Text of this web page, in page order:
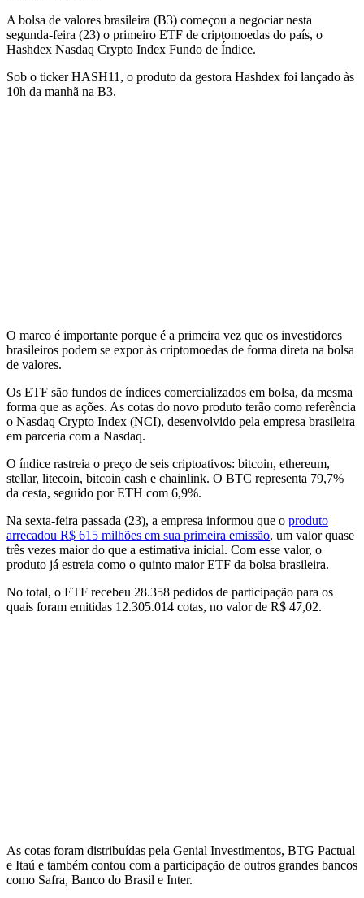
A bolsa de valores brasileira (B3) começou a negociar nesta
segunda-feira (23) o primeiro ETF de criptomoedas do país, o
Hashdex Nasdaq Crypto Index Fundo de Índice.
Sob o ticker HASH11, o produto da gestora Hashdex foi lançado às
10h da manhã na B3.
O marco é importante porque é a primeira vez que os investidores
brasileiros podem se expor às criptomoedas de forma direta na bolsa
de valores.
Os ETF são fundos de índices comercializados em bolsa, da mesma
forma que as ações. As cotas do novo produto terão como referência
o Nasdaq Crypto Index (NCI), desenvolvido pela empresa brasileira
em parceria com a Nasdaq.
O índice rastreia o preço de seis criptoativos: bitcoin, ethereum,
stellar, litecoin, bitcoin cash e chainlink. O BTC representa 79,7%
da cesta, seguido por ETH com 6,9%.
Na sexta-feira passada (23), a empresa informou que o produto
arrecadou R$ 615 milhões em sua primeira emissão, um valor quase
três vezes maior do que a estimativa inicial. Com esse valor, o
produto já estreia como o quinto maior ETF da bolsa brasileira.
No total, o ETF recebeu 28.358 pedidos de participação para os
quais foram emitidas 12.305.014 cotas, no valor de R$ 47,02.
As cotas foram distribuídas pela Genial Investimentos, BTG Pactual
e Itaú e também contou com a participação de outros grandes bancos
como Safra, Banco do Brasil e Inter.